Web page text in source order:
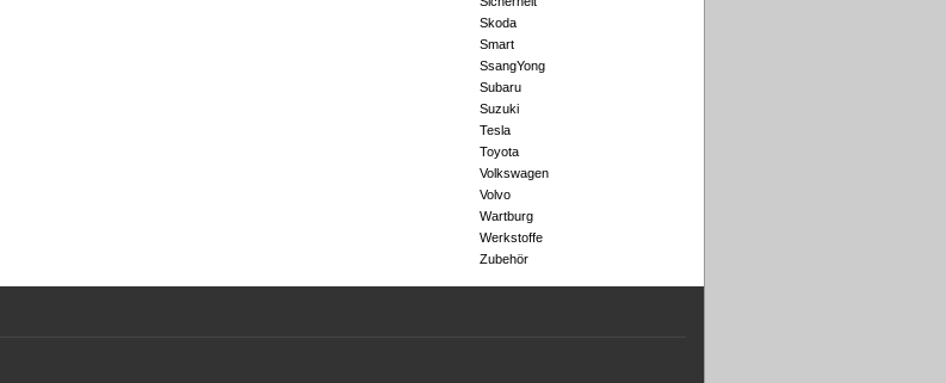
Skoda
Smart
SsangYong
Subaru
Suzuki
Tesla
Toyota
Volkswagen
Volvo
Wartburg
Werkstoffe
Zubehör